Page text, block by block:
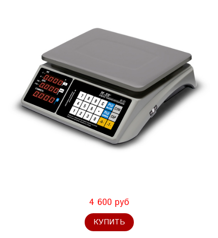
4 600 руб
КУПИТЬ